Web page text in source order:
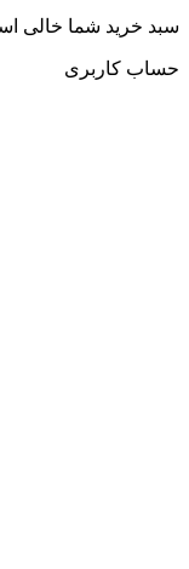
سبد خرید شما خالی
حساب کاربری